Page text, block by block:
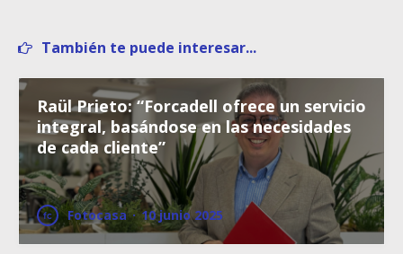
También te puede interesar...
Raül Prieto: “Forcadell ofrece un servicio
integral, basándose en las necesidades
de cada cliente”
Fotocasa · 10 junio 2025